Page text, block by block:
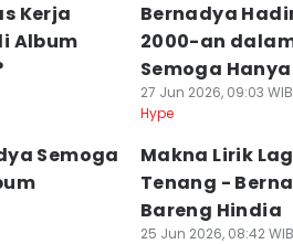
Kerja
Album
Bernadya
2000-an
Semoga
27 Jun 2026, 09:03 WIB
Hype
Semoga
Makna Lirik
Tenang -
Bareng Hindia
25 Jun 2026, 08:42 WIB